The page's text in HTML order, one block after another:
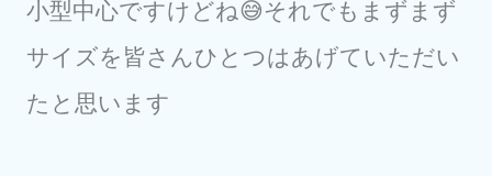
小型中心ですけどね😅それでもまずまず
サイズを皆さんひとつはあげていただい
たと思います